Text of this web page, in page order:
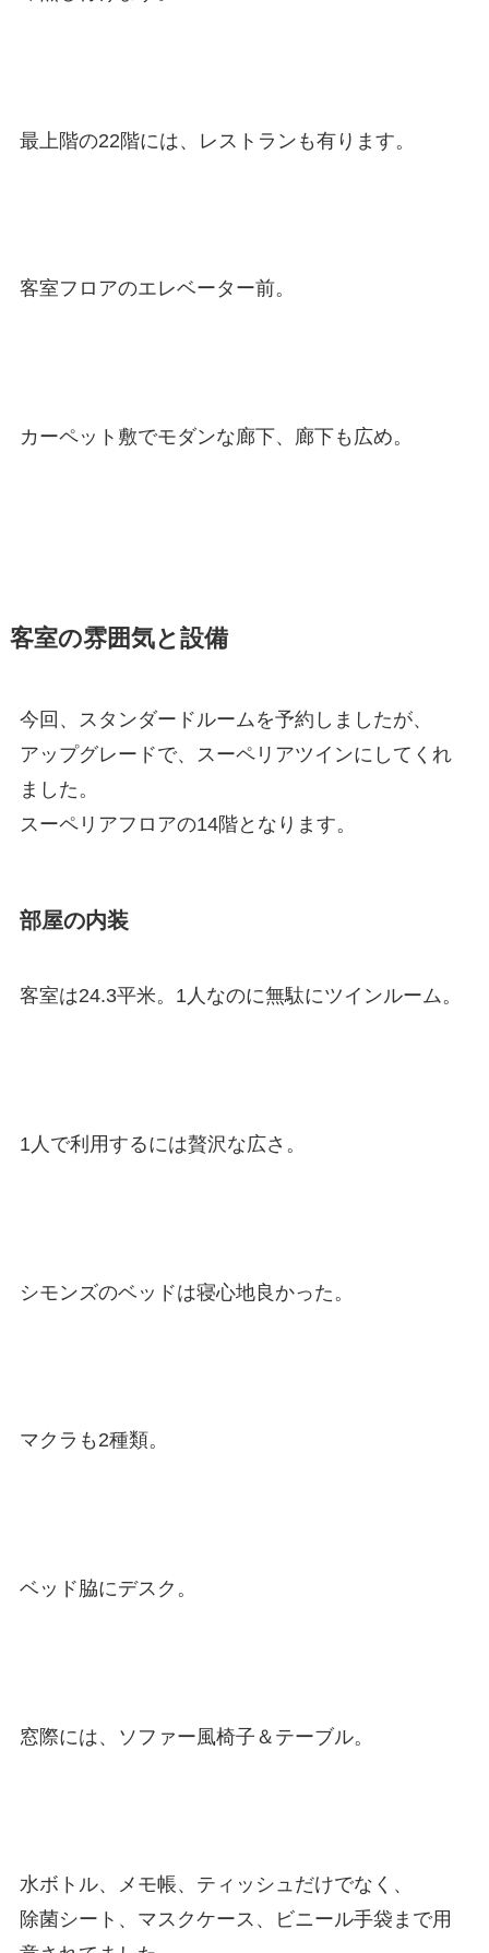
最上階の22階には、レストランも有ります。
客室フロアのエレベーター前。
カーペット敷でモダンな廊下、廊下も広め。
客室の雰囲気と設備
今回、スタンダードルームを予約しましたが、
アップグレードで、スーペリアツインにしてくれ
ました。
スーペリアフロアの14階となります。
部屋の内装
客室は24.3平米。1人なのに無駄にツインルーム。
1人で利用するには贅沢な広さ。
シモンズのベッドは寝心地良かった。
マクラも2種類。
ベッド脇にデスク。
窓際には、ソファー風椅子＆テーブル。
水ボトル、メモ帳、ティッシュだけでなく、
除菌シート、マスクケース、ビニール手袋まで用